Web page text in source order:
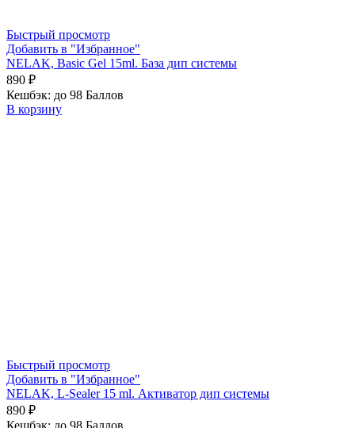
Быстрый просмотр
Добавить в "Избранное"
NELAK, Basic Gel 15ml. База дип системы
890 ₽
Кешбэк: до 98 Баллов
В корзину
Быстрый просмотр
Добавить в "Избранное"
NELAK, L-Sealer 15 ml. Активатор дип системы
890 ₽
Кешбэк: до 98 Баллов